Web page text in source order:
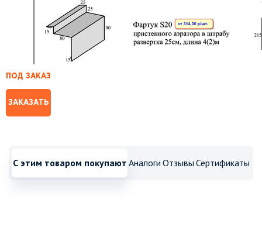
ПОД ЗАКАЗ
ЗАКАЗАТЬ
С этим товаром покупают Аналоги Отзывы Сертификаты